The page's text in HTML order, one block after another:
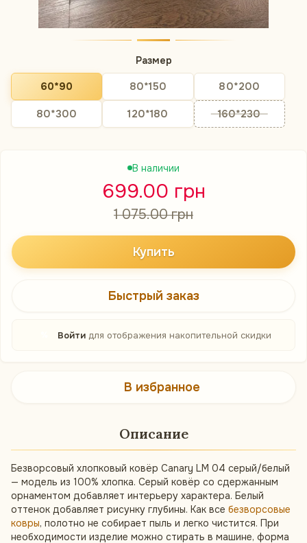
Размер
60*90 80*150
80*200
80*300
120*180 160*230
В наличии
699.00 грн
1 075.00 грн
Купить
Быстрый заказ
Войти для отображения накопительной скидки
В избранное
Описание
Безворсовый хлопковый ковёр Canary LM 04 серый/белый
— модель из 100% хлопка. Серый ковёр со сдержанным
орнаментом добавляет интерьеру характера. Белый
оттенок добавляет рисунку глубины. Как все безворсовые
ковры, полотно не собирает пыль и легко чистится. При
необходимости изделие можно стирать в машине, форма